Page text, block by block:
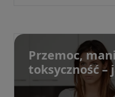
Przemoc,
toksyczność –